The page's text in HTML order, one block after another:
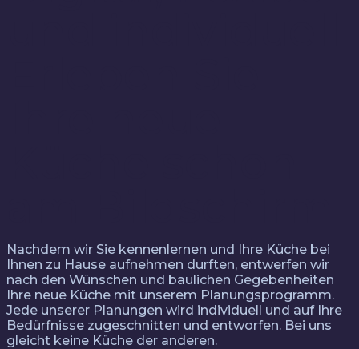
Nachdem wir Sie kennenlernen und Ihre Küche bei
Ihnen zu Hause aufnehmen durften, entwerfen wir
nach den Wünschen und baulichen Gegebenheiten
Ihre neue Küche mit unserem Planungsprogramm.
Jede unserer Planungen wird individuell und auf Ihre
Bedürfnisse zugeschnitten und entworfen. Bei uns
gleicht keine Küche der anderen.